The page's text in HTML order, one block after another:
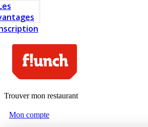
Trouver mon restaurant
Mon compte